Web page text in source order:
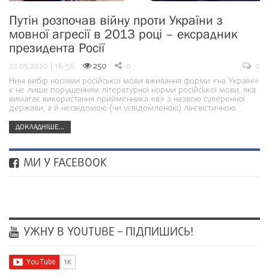
Путін розпочав війну проти України з
мовної агресії в 2013 році – ексрадник
президента Росії
22.05.2020 | 16:56 250 0
0
Нині вибір носіями російської мови вживання форми «на Україні»
є не лише порушенням літературної норми російської мови, яка
вимагає використання прийменника «в» з назвою суверенної
держави, а й несвідомою (чи усвідомленою) лінгвістичною…
ДОКЛАДНІШЕ...
МИ У FACEBOOK
УЖНУ В YOUTUBE – ПІДПИШИСЬ!